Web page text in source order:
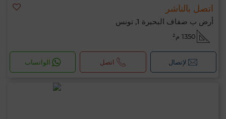
اتصل بالناشر
أرض ب ضفاف البحيرة 1, تونس
1350 م²
لإتصال اتصل الواتساب